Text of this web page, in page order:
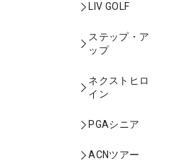
LIV GOLF
ステップ・ア
ップ
ネクストヒロ
イン
PGAシニア
ACNツアー